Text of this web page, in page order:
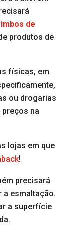
de
produtos de
físicas, em
ou drogarias
na
lojas em que
!
precisará
a esmaltação.
a superfície